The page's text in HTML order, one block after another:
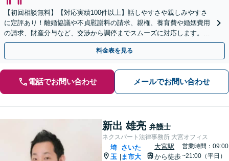
【初回相談無料】【対応実績100件以上】話しやすさや親しみやすさ
に定評あり！離婚協議や不貞慰謝料の請求、親権、養育費や婚姻費用
の請求、財産分与など、交渉から調停までスムーズに対応します。
【桶川駅6分】【オンライン相談OK】【子連れ相談可】
料金表を見る
電話でお問い合わせ メールでお問い合わせ
新出 雄亮 弁護士
ネクスパート法律事務所 大宮オフィス
埼
玉
さいた
ま市大
大宮駅
から徒歩
営業時間：09:00
~21:00（平日）